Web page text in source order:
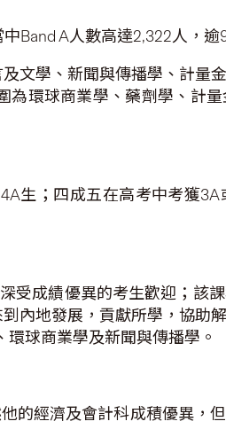
Band A人數高達2,322人，逾
文學、新聞與傳播學、計量
環球商業學、藥劑學、計
生；四成五在高考中考獲
受成績優異的考生歡迎；該
內地發展，貢獻所學，協助
球商業學及新聞與傳播學。
的經濟及會計科成積優異，